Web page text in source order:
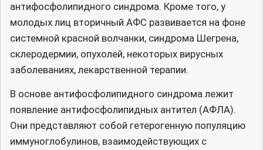
антифосфолипидного синдрома. Кроме того, у
молодых лиц вторичный АФС развивается на фоне
системной красной волчанки, синдрома Шегрена,
склеродермии, опухолей, некоторых вирусных
заболеваниях, лекарственной терапии.
В основе антифосфолипидного синдрома лежит
появление антифосфолипидных антител (АФЛА).
Они представляют собой гетерогенную популяцию
иммуноглобулинов, взаимодействующих с